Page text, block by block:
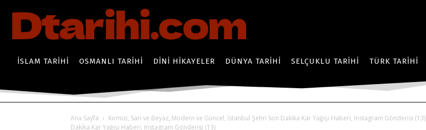
İSLAM TARIHI OSMANLI TARIHI DINI HIKAYELER DÜNYA TARIHI SELÇUKLU TARIHI TÜRK TARIHI
Ana Sayfa Kırmızı, Sarı ve Beyaz, Modern ve Güncel, İstanbul Şehri Son Dakika Kar Yağışı Haberi, Instagram Gönderisi (13)
Dakika Kar Yağışı Haberi, Instagram Gönderisi (13)